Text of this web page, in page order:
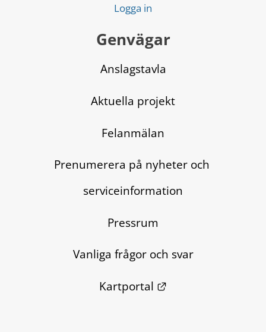
Logga in
Genvägar
Anslagstavla
Aktuella projekt
Felanmälan
Prenumerera på nyheter och
serviceinformation
Pressrum
Vanliga frågor och svar
Kartportal
Länk till annan